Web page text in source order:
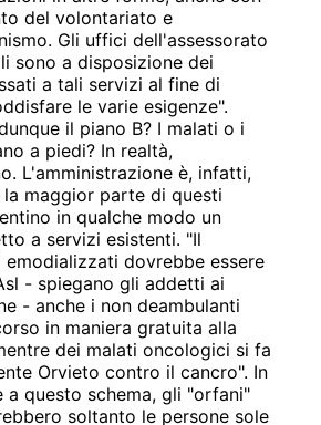
del volontariato e
Gli uffici dell'assessorato
sono a disposizione dei
a tali servizi al fine di
le varie esigenze".
il piano B? I malati o i
a piedi? In realtà,
L'amministrazione è, infatti,
maggior parte di questi
in qualche modo un
a servizi esistenti. "Il
dovrebbe essere
- spiegano gli addetti ai
- anche i non deambulanti
in maniera gratuita alla
dei malati oncologici si fa
Orvieto contro il cancro". In
a questo schema, gli "orfani"
soltanto le persone sole